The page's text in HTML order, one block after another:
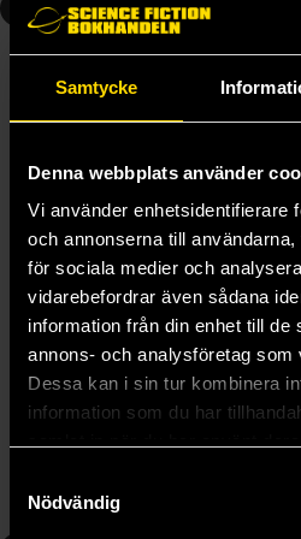
Samtycke
Denna webbplats använder
Vi använder enhetsidentifierare
och annonserna till
för sociala medier och
vidarebefordrar även sådana
information från din enhet till de
annons- och analysföretag som
Dessa kan i sin tur kombinera
information som du har
Nödvändig
The Legend of Zelda Legendary Edition Vol 2: Oracle of Seasons, Oracle of Ages
Beställ